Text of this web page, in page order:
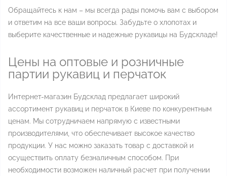
Обращайтесь к нам – мы всегда рады помочь вам с выбором
и ответим на все ваши вопросы. Забудьте о хлопотах и
выберите качественные и надежные рукавицы на Будскладе!
Цены на оптовые и розничные
партии рукавиц и перчаток
Интернет-магазин Будсклад предлагает широкий
ассортимент рукавиц и перчаток в Киеве по конкурентным
ценам. Мы сотрудничаем напрямую с известными
производителями, что обеспечивает высокое качество
продукции. У нас можно заказать товар с доставкой и
осуществить оплату безналичным способом. При
необходимости возможен наличный расчет при получении